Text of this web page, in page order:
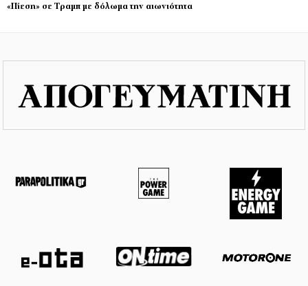
«Πίεση» σε Τραμπ με δόλωμα την αιωνιότητα